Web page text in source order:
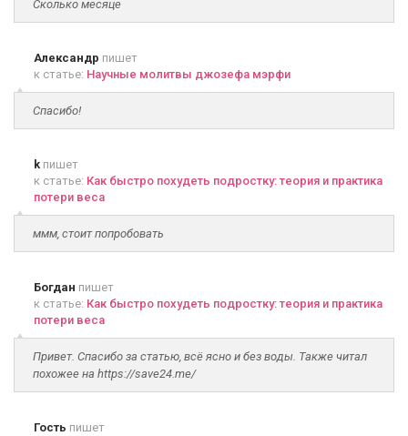
Сколько месяце
Александр пишет
к статье: Научные молитвы джозефа мэрфи
Спасибо!
k пишет
к статье: Как быстро похудеть подростку: теория и практика
потери веса
ммм, стоит попробовать
Богдан пишет
к статье: Как быстро похудеть подростку: теория и практика
потери веса
Привет. Спасибо за статью, всё ясно и без воды. Также читал
похожее на https://save24.me/
Гость пишет